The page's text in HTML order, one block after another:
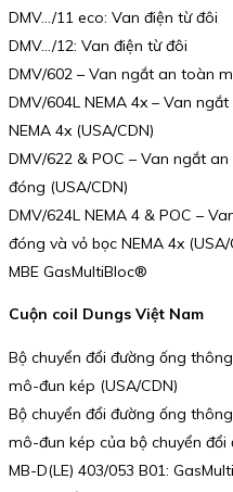
DMV…/11 eco: Van điện từ đôi
DMV…/12: Van điện từ đôi
DMV/602 – Van ngắt an toàn
DMV/604L NEMA 4x – Van
NEMA 4x (USA/CDN)
DMV/622 & POC – Van ngắt
đóng (USA/CDN)
DMV/624L NEMA 4 & POC –
đóng và vỏ bọc NEMA 4x (USA/
MBE GasMultiBloc®
Cuộn coil Dungs Việt Nam
Bộ chuyển đổi đường ống
mô-đun kép (USA/CDN)
Bộ chuyển đổi đường ống
mô-đun kép của bộ chuyển
MB-D(LE) 403/053 B01: